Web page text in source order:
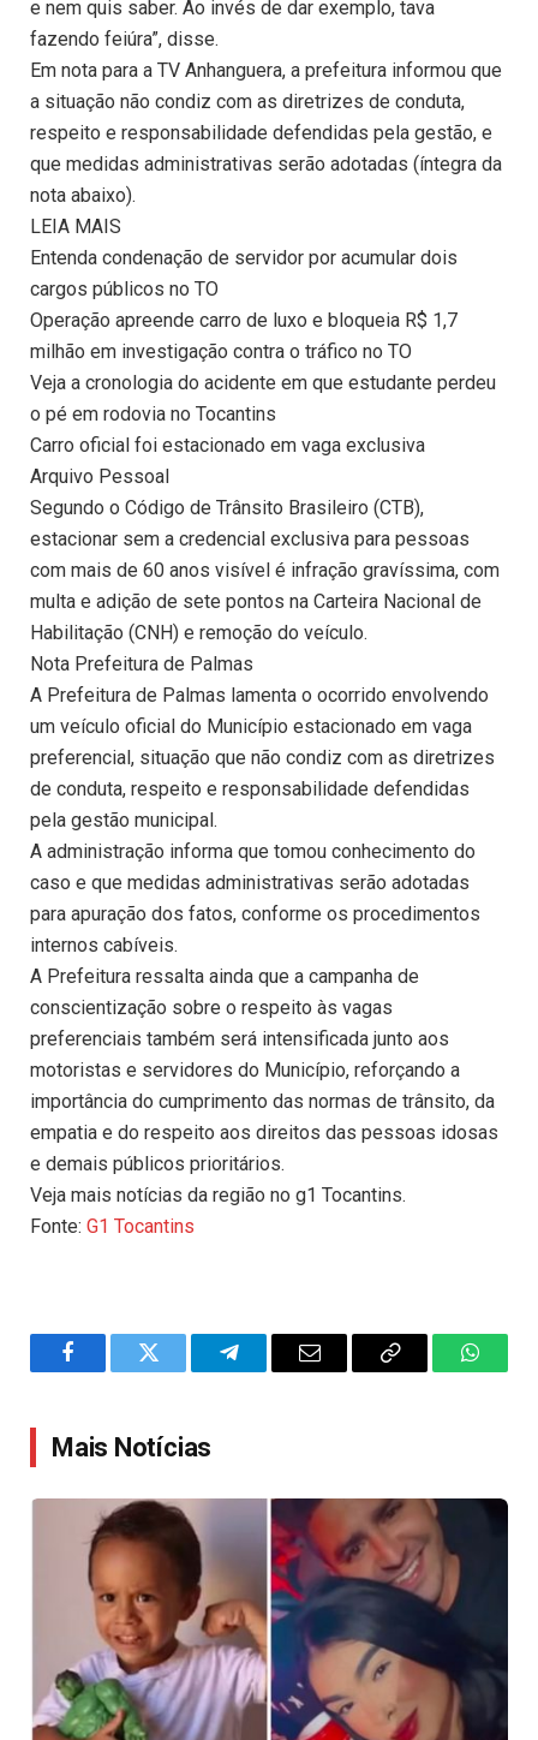
e nem quis saber. Ao invés de dar exemplo, tava
fazendo feiúra”, disse.
Em nota para a TV Anhanguera, a prefeitura informou que
a situação não condiz com as diretrizes de conduta,
respeito e responsabilidade defendidas pela gestão, e
que medidas administrativas serão adotadas (íntegra da
nota abaixo).
LEIA MAIS
Entenda condenação de servidor por acumular dois
cargos públicos no TO
Operação apreende carro de luxo e bloqueia R$ 1,7
milhão em investigação contra o tráfico no TO
Veja a cronologia do acidente em que estudante perdeu
o pé em rodovia no Tocantins
Carro oficial foi estacionado em vaga exclusiva
Arquivo Pessoal
Segundo o Código de Trânsito Brasileiro (CTB),
estacionar sem a credencial exclusiva para pessoas
com mais de 60 anos visível é infração gravíssima, com
multa e adição de sete pontos na Carteira Nacional de
Habilitação (CNH) e remoção do veículo.
Nota Prefeitura de Palmas
A Prefeitura de Palmas lamenta o ocorrido envolvendo
um veículo oficial do Município estacionado em vaga
preferencial, situação que não condiz com as diretrizes
de conduta, respeito e responsabilidade defendidas
pela gestão municipal.
A administração informa que tomou conhecimento do
caso e que medidas administrativas serão adotadas
para apuração dos fatos, conforme os procedimentos
internos cabíveis.
A Prefeitura ressalta ainda que a campanha de
conscientização sobre o respeito às vagas
preferenciais também será intensificada junto aos
motoristas e servidores do Município, reforçando a
importância do cumprimento das normas de trânsito, da
empatia e do respeito aos direitos das pessoas idosas
e demais públicos prioritários.
Veja mais notícias da região no g1 Tocantins.
Fonte: G1 Tocantins
FacebookTwitter TelegramEmail
Copy
Mais Notícias